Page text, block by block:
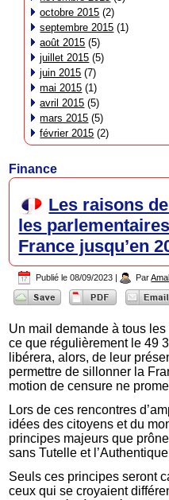
octobre 2015 (2)
septembre 2015 (1)
août 2015 (5)
juillet 2015 (5)
juin 2015 (7)
mai 2015 (1)
avril 2015 (5)
mars 2015 (5)
février 2015 (2)
Finance
Les raisons
les
France jusqu’en
Publié le 08/09/2023 | Par
Un mail demande à tous
ce que régulièrement le 49
libérera, alors, de leur
permettre de sillonner la
motion de censure ne
Lors de ces rencontres
idées des citoyens et du
principes majeurs que
sans Tutelle et
Seuls ces principes seront
ceux qui se croyaient